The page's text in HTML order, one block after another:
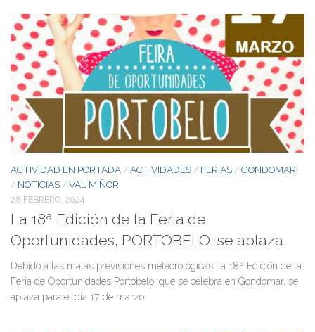
ACTIVIDAD EN PORTADA / ACTIVIDADES / FERIAS / GONDOMAR
/ NOTICIAS / VAL MIÑOR
28 FEBRERO, 2024
La 18ª Edición de la Feria de
Oportunidades, PORTOBELO, se aplaza.
Debido a las malas previsiones meteorológicas, la 18ª Edición de la
Feria de Oportunidades Portobelo, que se celebra en Gondomar, se
aplaza para el día 17 de marzo.